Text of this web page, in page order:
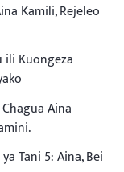
Kamili, Rejeleo
ili Kuongeza
Aina
Tani 5: Aina, Bei